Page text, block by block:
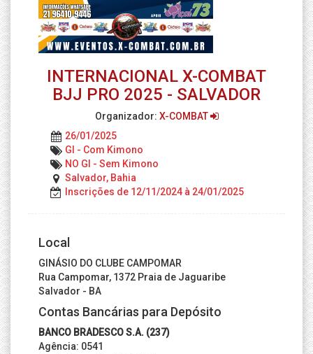
INTERNACIONAL X-COMBAT
BJJ PRO 2025 - SALVADOR
Organizador: X-COMBAT
26/01/2025
GI - Com Kimono
NO GI - Sem Kimono
Salvador, Bahia
Inscrições de 12/11/2024 à 24/01/2025
Local
GINÁSIO DO CLUBE CAMPOMAR
Rua Campomar, 1372 Praia de Jaguaribe
Salvador - BA
Contas Bancárias para Depósito
BANCO BRADESCO S.A. (237)
Agência: 0541